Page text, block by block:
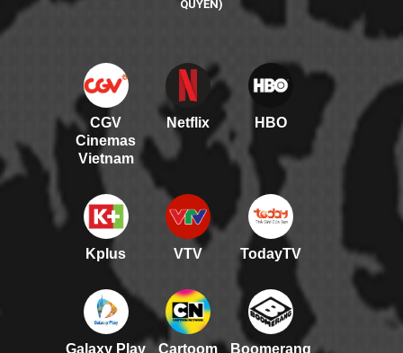
QUYỀN)
CGV
Cinemas
Vietnam
Netflix HBO
Kplus VTV TodayTV
Galaxy Play
Cartoom
Boomerang